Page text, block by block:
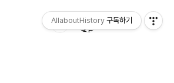
AllaboutHistory 구독하기